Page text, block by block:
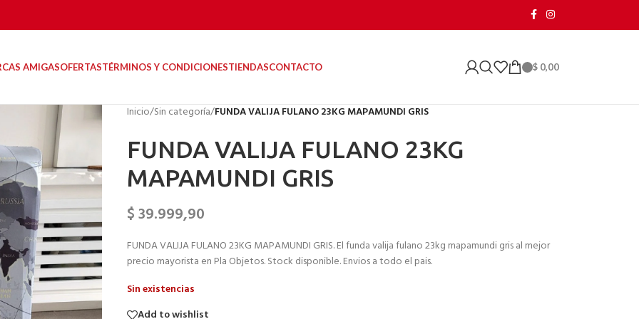
AMIGASOFERTASTÉRMINOS Y CONDICIONESTIENDASCONTACTO $ 0,00
Inicio/Sin categoría/FUNDA VALIJA FULANO 23KG MAPAMUNDI GRIS
FUNDA VALIJA FULANO 23KG
MAPAMUNDI GRIS
$39.999,90
FUNDA VALIJA FULANO 23KG MAPAMUNDI GRIS. El funda valija fulano 23kg mapamundi gris al mejor
precio mayorista en Pla Objetos. Stock disponible. Envios a todo el pais.
Sin existencias
Add to wishlist